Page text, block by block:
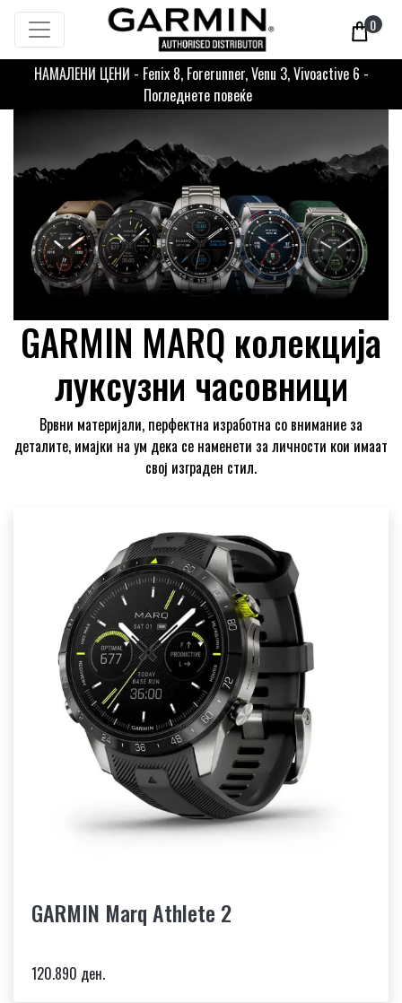
0
НАМАЛЕНИ ЦЕНИ - Fenix 8, Forerunner, Venu 3, Vivoactive 6 -
Погледнете повеќе
GARMIN MARQ колекција
луксузни часовници
Врвни материјали, перфектна изработна со внимание за
деталите, имајки на ум дека се наменети за личности кои имаат
свој изграден стил.
GARMIN Marq Athlete 2
120.890 ден.